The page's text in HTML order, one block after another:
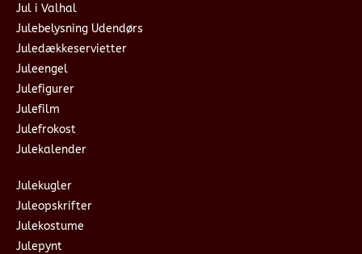
Jul i Valhal
Julebelysning Udendørs
Juledækkeservietter
Juleengel
Julefigurer
Julefilm
Julefrokost
Julekalender
Julekugler
Juleopskrifter
Julekostume
Julepynt